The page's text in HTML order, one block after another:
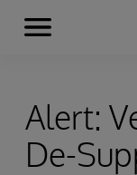
Skip to content
Menu
Alert:
De-